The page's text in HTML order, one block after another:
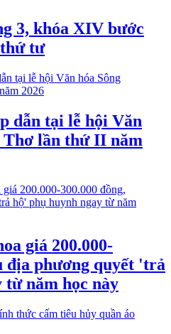
3, khóa XIV bước
tư
dẫn tại lễ hội Văn
Thơ lần thứ II năm
giá 200.000-
địa phương quyết 'trả
từ năm học này